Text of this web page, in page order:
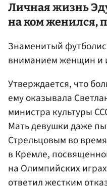
Личная жизнь
на ком женился,
Знаменитый
вниманием женщин и
Утверждается, что
ему оказывала
министра культуры
Мать девушки даже
Стрельцовым во
в Кремле,
на Олимпийских
ответил жестким